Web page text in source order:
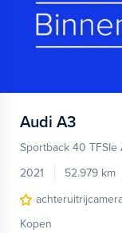
Audi A3
Sportback 40 TFSIe
2021
52.979 km
Kopen